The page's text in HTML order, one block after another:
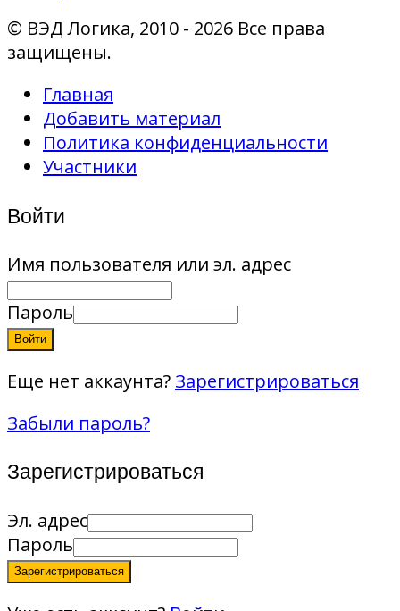
© ВЭД Логика, 2010 - 2026 Все права
защищены.
Главная
Добавить материал
Политика конфиденциальности
Участники
Войти
Имя пользователя или эл. адрес
Пароль
Войти
Еще нет аккаунта? Зарегистрироваться
Забыли пароль?
Зарегистрироваться
Эл. адрес
Пароль
Зарегистрироваться